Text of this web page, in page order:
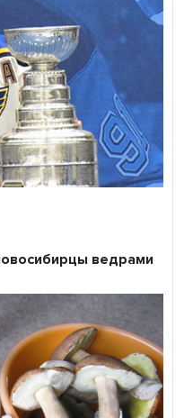
ведрами